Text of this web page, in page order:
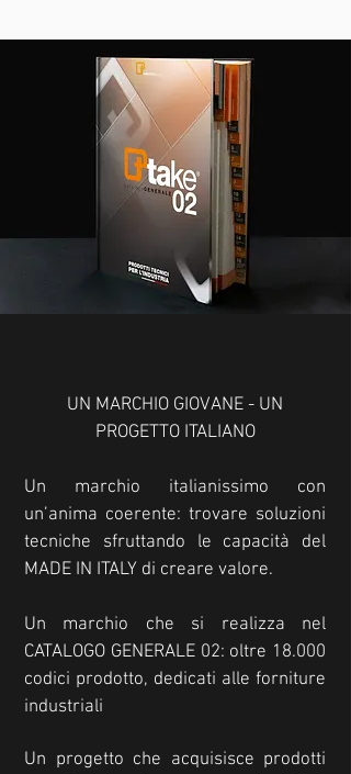
UN MARCHIO GIOVANE - UN
PROGETTO ITALIANO
Un marchio italianissimo con
un’anima coerente: trovare soluzioni
tecniche sfruttando le capacità del
MADE IN ITALY di creare valore.
Un marchio che si realizza nel
CATALOGO GENERALE 02: oltre 18.000
codici prodotto, dedicati alle forniture
industriali
Un progetto che acquisisce prodotti